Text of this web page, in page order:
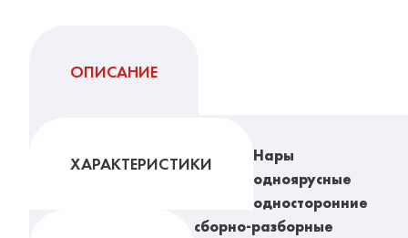
ОПИСАНИЕ
ХАРАКТЕРИСТИКИ
Нары
одноярусные
односторонние
сборно-разборные